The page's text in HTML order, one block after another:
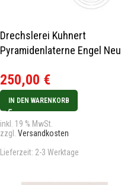
Drechslerei Kuhnert
Pyramidenlaterne Engel Neu
250,00 €
IN DEN WARENKORB
inkl. 19 % MwSt.
zzgl. Versandkosten
Lieferzeit: 2-3 Werktage